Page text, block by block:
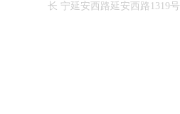
长 宁延安西路延安西路1319号